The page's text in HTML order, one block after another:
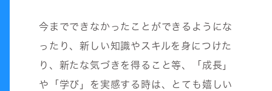
今までできなかったことができるようにな
ったり、新しい知識やスキルを身につけた
り、新たな気づきを得ること等、「成長」
や「学び」を実感する時は、とても嬉しい